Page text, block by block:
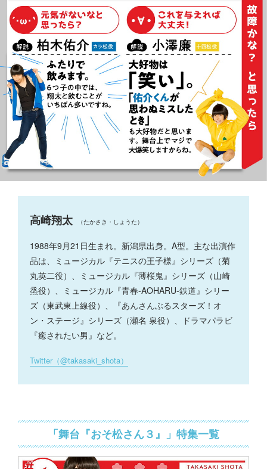
高崎翔太 （たかさき・しょうた）
1988年9月21日生まれ。新潟県出身。A型。主な出演作
品は、ミュージカル『テニスの王子様』シリーズ（菊
丸英二役）、ミュージカル『薄桜鬼』シリーズ（山崎
烝役）、ミュージカル『青春-AOHARU-鉄道』シリー
ズ（東武東上線役）、『あんさんぶるスターズ！オ
ン・ステージ』シリーズ（瀬名 泉役）、ドラマパラビ
『癒されたい男』など。
Twitter（@takasaki_shota）
「舞台『おそ松さん３』」特集一覧